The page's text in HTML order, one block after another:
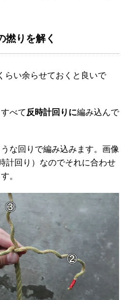
撚りを解く
らい余らせておくと良いで
べて反時計回りに編み込んで
な回りで編み込みます。画像
計回り）なのでそれに合わせ
。